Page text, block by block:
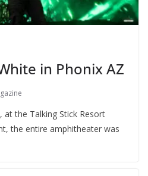
in Phonix AZ
at the Talking Stick Resort
the entire amphitheater was